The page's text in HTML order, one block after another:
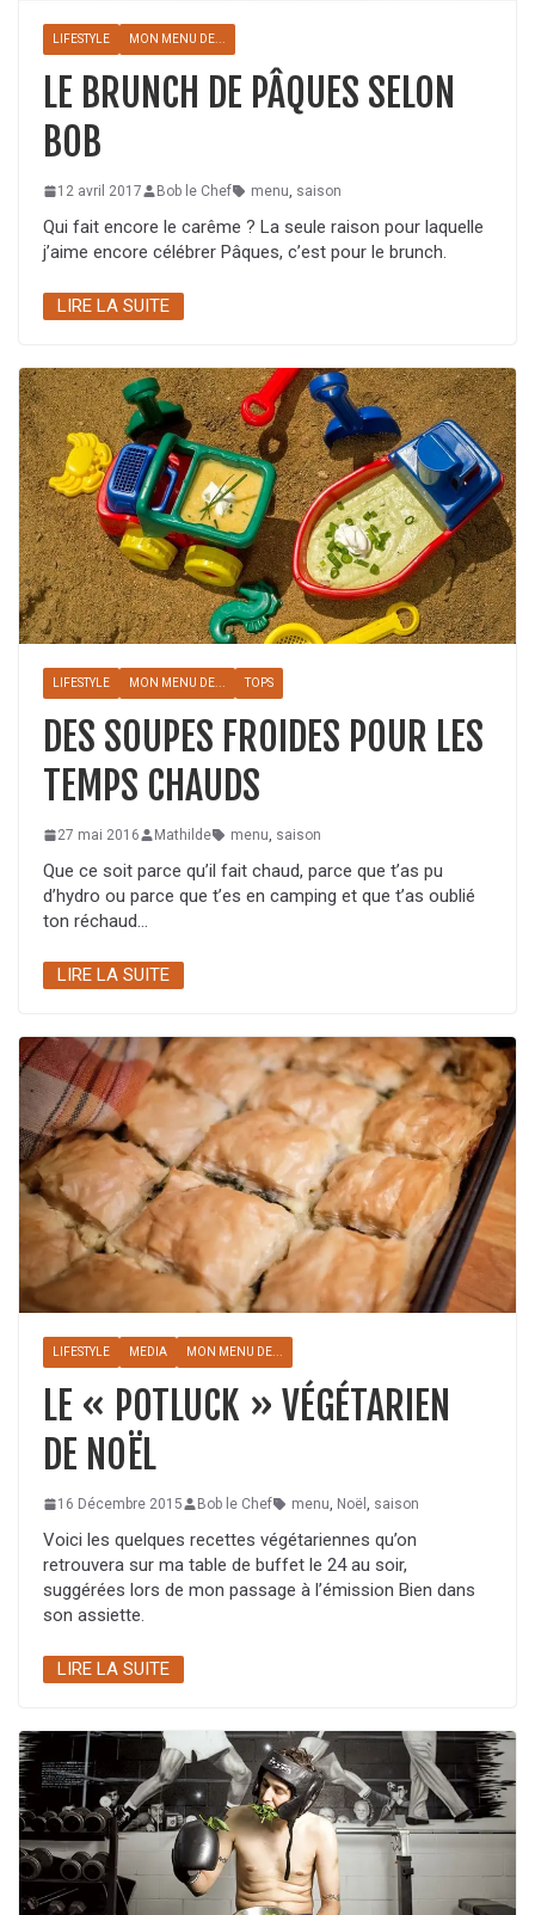
LIFESTYLE MON MENU DE...
LE BRUNCH DE PÂQUES SELON
BOB
12 avril 2017 Bob le Chef menu, saison
Qui fait encore le carême ? La seule raison pour laquelle
j’aime encore célébrer Pâques, c’est pour le brunch.
LIRE LA SUITE
LIFESTYLE MON MENU DE... TOPS
DES SOUPES FROIDES POUR LES
TEMPS CHAUDS
27 mai 2016 Mathilde menu, saison
Que ce soit parce qu’il fait chaud, parce que t’as pu
d’hydro ou parce que t’es en camping et que t’as oublié
ton réchaud…
LIRE LA SUITE
LIFESTYLE MEDIA MON MENU DE...
LE « POTLUCK » VÉGÉTARIEN
DE NOËL
16 Décembre 2015 Bob le Chef menu, Noël , saison
Voici les quelques recettes végétariennes qu’on
retrouvera sur ma table de buffet le 24 au soir,
suggérées lors de mon passage à l’émission Bien dans
son assiette.
LIRE LA SUITE